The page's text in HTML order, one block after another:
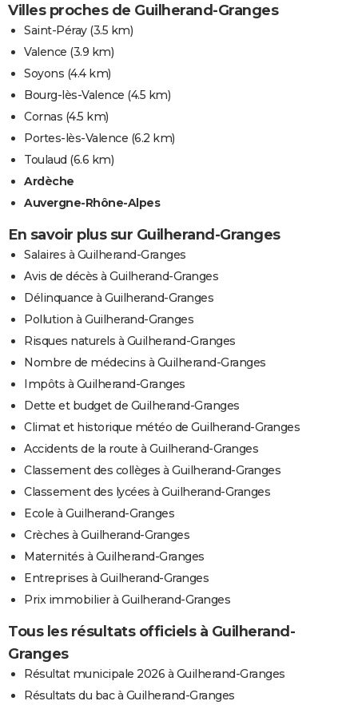
Villes proches de Guilherand-Granges
Saint-Péray(3.5 km)
Valence (3.9 km)
Soyons (4.4 km)
Bourg-lès-Valence (4.5 km)
Cornas (4.5 km)
Portes-lès-Valence (6.2 km)
Toulaud (6.6 km)
Ardèche
Auvergne-Rhône-Alpes
En savoir plus sur Guilherand-Granges
Salaires à Guilherand-Granges
Avis de décès à Guilherand-Granges
Délinquance à Guilherand-Granges
Pollution à Guilherand-Granges
Risques naturels à Guilherand-Granges
Nombre de médecins à Guilherand-Granges
Impôts à Guilherand-Granges
Dette et budget de Guilherand-Granges
Climat et historique météo de Guilherand-Granges
Accidents de la route à Guilherand-Granges
Classement des collèges à Guilherand-Granges
Classement des lycées à Guilherand-Granges
Ecole à Guilherand-Granges
Crèches à Guilherand-Granges
Maternités à Guilherand-Granges
Entreprises à Guilherand-Granges
Prix immobilier à Guilherand-Granges
Tous les résultats officiels à Guilherand-
Granges
Résultat municipale 2026 à Guilherand-Granges
Résultats du bac à Guilherand-Granges